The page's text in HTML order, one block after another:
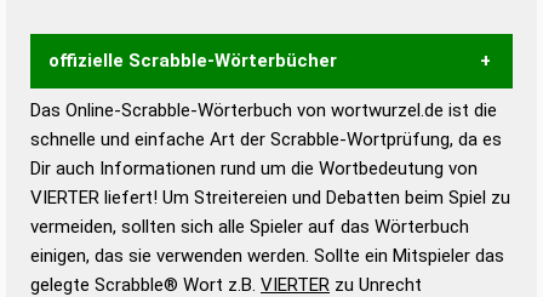
offizielle Scrabble-Wörterbücher
Wortwurzel liefert mit Hilfe eines semantischen
Wortanalyse-Algorithmus gute Anhaltspunkte zu
Wortbedeutung, Worttrennung und Wortform, um die
Gültigkeit eines Wortes für das Scrabble-Spiel zu
bestimmen!
zugelassene Turnier Scrabble-
Wörterbücher sind:
Das Online-Scrabble-Wörterbuch von wortwurzel.de ist die
schnelle und einfache Art der Scrabble-Wortprüfung, da es
Dir auch Informationen rund um die Wortbedeutung von
VIERTER liefert! Um Streitereien und Debatten beim Spiel zu
vermeiden, sollten sich alle Spieler auf das Wörterbuch
einigen, das sie verwenden werden. Sollte ein Mitspieler das
gelegte Scrabble® Wort z.B. VIERTER zu Unrecht